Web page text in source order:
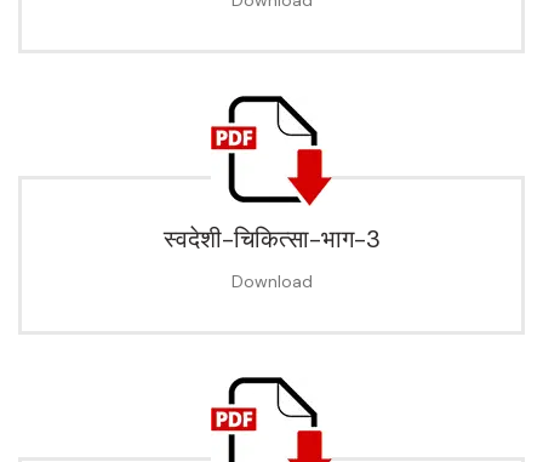
स्वदेशी-चिकित्सा-भाग-3
Download